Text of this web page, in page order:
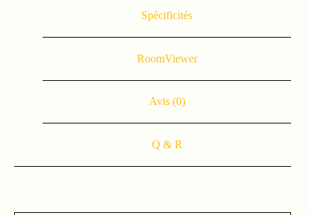
Spécificités
RoomViewer
Avis (0)
Q & R